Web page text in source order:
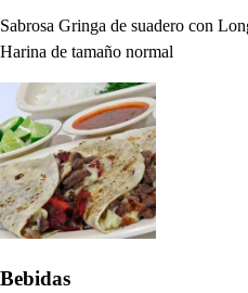
Sabrosa Gringa de suadero con
Harina de tamaño normal
Bebidas